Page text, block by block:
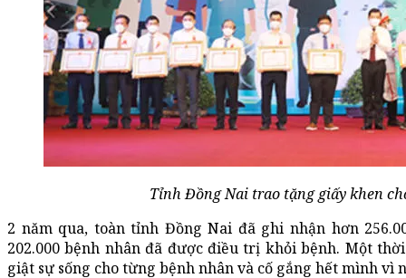
Tỉnh Đồng Nai trao tặng giấy khen
2 năm qua, toàn tỉnh Đồng Nai đã ghi nhận hơn
202.000 bệnh nhân đã được điều trị khỏi bệnh. Một
giật sự sống cho từng bệnh nhân và cố gắng hết mình